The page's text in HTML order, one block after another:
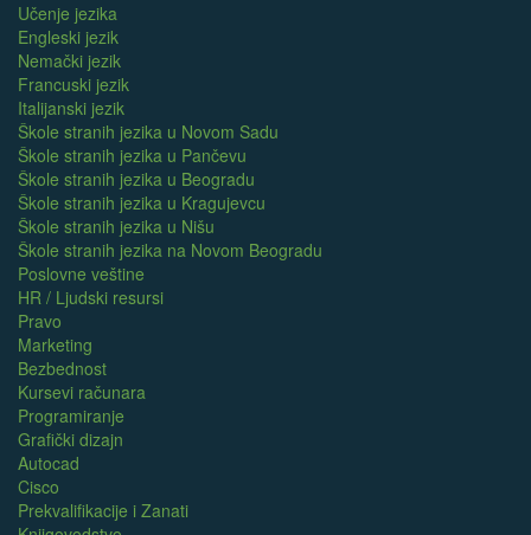
Učenje jezika
Engleski jezik
Nemački jezik
Francuski jezik
Italijanski jezik
Škole stranih jezika u Novom Sadu
Škole stranih jezika u Pančevu
Škole stranih jezika u Beogradu
Škole stranih jezika u Kragujevcu
Škole stranih jezika u Nišu
Škole stranih jezika na Novom Beogradu
Poslovne veštine
HR / Ljudski resursi
Pravo
Marketing
Bezbednost
Kursevi računara
Programiranje
Grafički dizajn
Autocad
Cisco
Prekvalifikacije i Zanati